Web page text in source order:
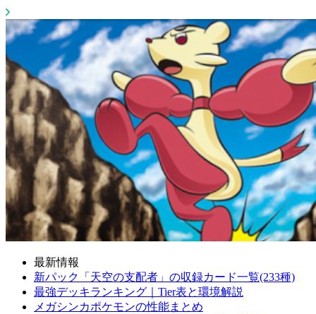
最新情報
新パック「天空の支配者」の収録カード一覧(233種)
最強デッキランキング｜Tier表と環境解説
メガシンカポケモンの性能まとめ